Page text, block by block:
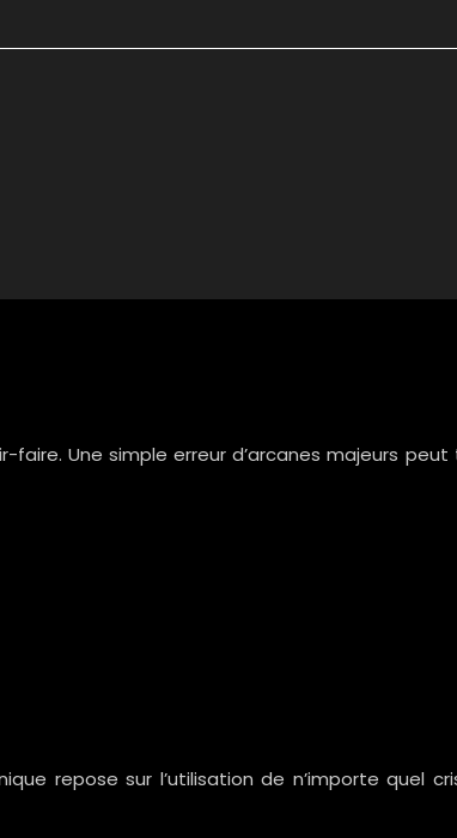
Une simple erreur d’arcanes majeurs
repose sur l’utilisation de n’importe quel